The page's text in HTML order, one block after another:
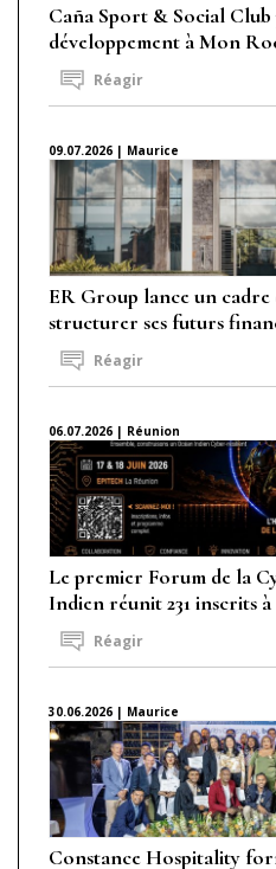
Caña Sport & Social
développement à Mon
Réagir
09.07.2026 | Maurice
ER Group lance un
structurer ses futurs
Réagir
06.07.2026 | Réunion
Le premier Forum de la
Indien réunit 231 inscrits
Réagir
30.06.2026 | Maurice
Constance Hospitality